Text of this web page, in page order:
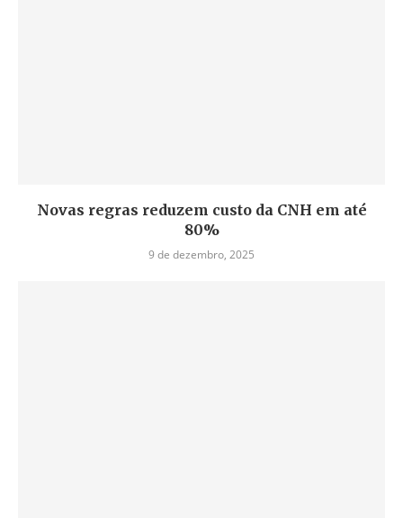
Novas regras reduzem custo da CNH em até
80%
9 de dezembro, 2025